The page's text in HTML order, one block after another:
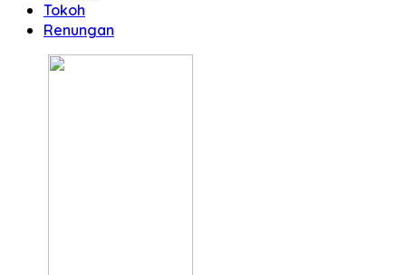
Tokoh
Renungan